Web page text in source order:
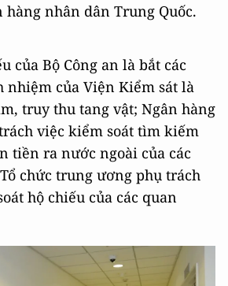
hàng nhân dân Trung Quốc.
của Bộ Công an là bắt các
nhiệm của Viện Kiểm sát là
truy thu tang vật; Ngân hàng
việc kiểm soát tìm kiếm
tiền ra nước ngoài của các
chức trung ương phụ trách
hộ chiếu của các quan